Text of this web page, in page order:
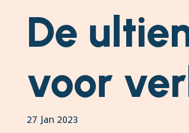
De
voor
27 Jan 2023